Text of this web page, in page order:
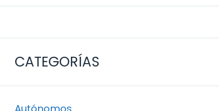
CATEGORÍAS